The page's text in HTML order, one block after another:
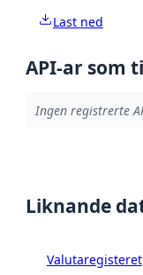
Last ned
API-ar som
Ingen registrerte
Liknande
Valutaregisteret